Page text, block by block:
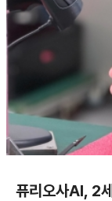
퓨리오사AI, 2